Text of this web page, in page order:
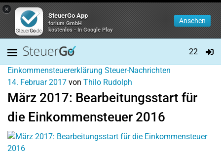
×
SteuerGo App
forium GmbH
kostenlos - In Google Play
Ansehen
22
Einkommensteuererklärung Steuer-Nachrichten
14. Februar 2017 von Thilo Rudolph
März 2017: Bearbeitungsstart für
die Einkommensteuer 2016